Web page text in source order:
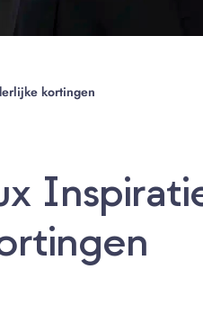
kortingen